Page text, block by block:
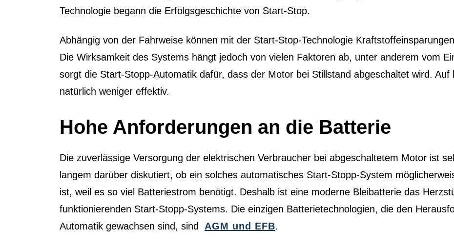
Technologie begann die Erfolgsgeschichte von Start-Stop.
Abhängig von der Fahrweise können mit der Start-Stop-Technologie
Die Wirksamkeit des Systems hängt jedoch von vielen Faktoren ab, unter anderem vom
sorgt die Start-Stopp-Automatik dafür, dass der Motor bei Stillstand abgeschaltet wird.
natürlich weniger effektiv.
Hohe Anforderungen an die Batterie
Die zuverlässige Versorgung der elektrischen Verbraucher bei abgeschaltetem Motor ist
langem darüber diskutiert, ob ein solches automatisches Start-Stopp-System
ist, weil es so viel Batteriestrom benötigt. Deshalb ist eine moderne Bleibatterie das
funktionierenden Start-Stopp-Systems. Die einzigen Batterietechnologien, die den
Automatik gewachsen sind, sind AGM und EFB.